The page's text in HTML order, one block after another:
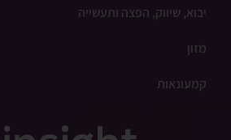
יבוא, שיווק, הפצה ותעשייה
מזון
קמעונאות